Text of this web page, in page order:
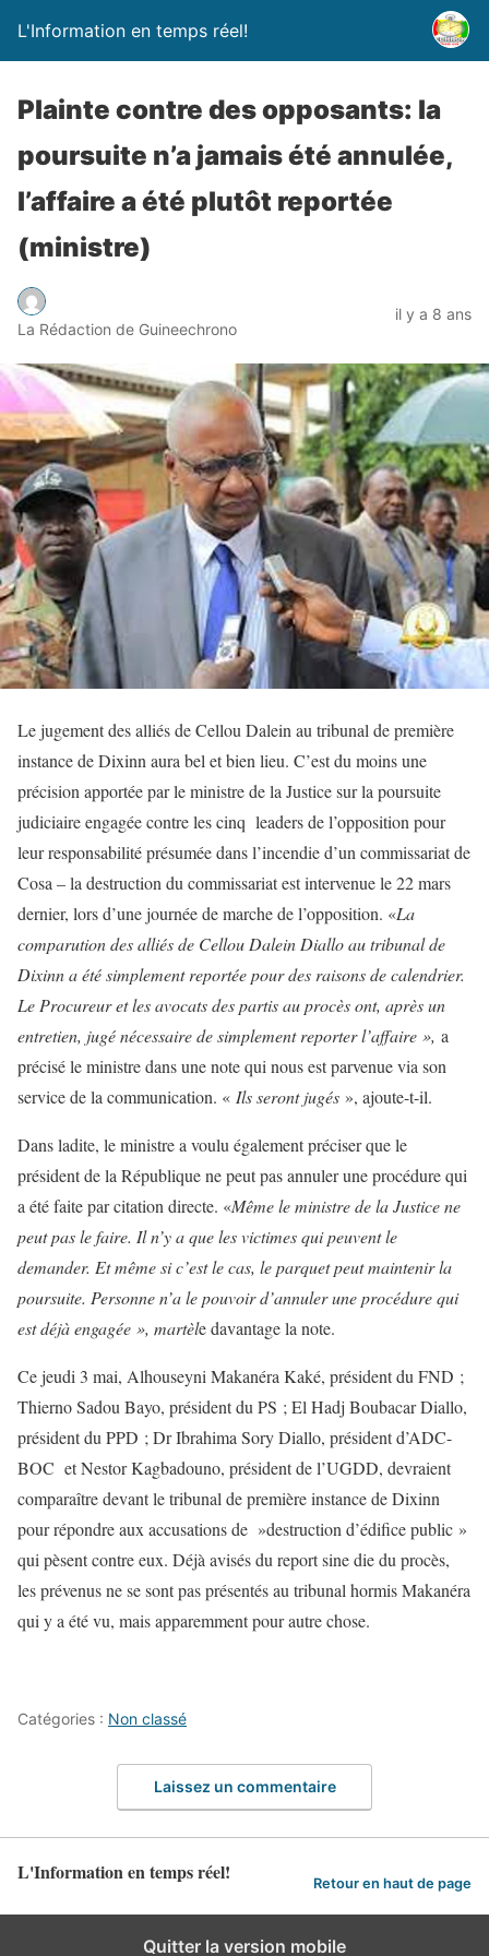
L'Information en temps réel!
Plainte contre des opposants: la
poursuite n’a jamais été annulée,
l’affaire a été plutôt reportée
(ministre)
La Rédaction de Guineechrono
il y a 8 ans
Le jugement des alliés de Cellou Dalein au tribunal de première
instance de Dixinn aura bel et bien lieu. C’est du moins une
précision apportée par le ministre de la Justice sur la poursuite
judiciaire engagée contre les cinq leaders de l’opposition pour
leur responsabilité présumée dans l’incendie d’un commissariat de
Cosa – la destruction du commissariat est intervenue le 22 mars
dernier, lors d’une journée de marche de l’opposition. «La
comparution des alliés de Cellou Dalein Diallo au tribunal de
Dixinn a été simplement reportée pour des raisons de calendrier.
Le Procureur et les avocats des partis au procès ont, après un
entretien, jugé nécessaire de simplement reporter l’affaire », a
précisé le ministre dans une note qui nous est parvenue via son
service de la communication. « Ils seront jugés », ajoute-t-il.
Dans ladite, le ministre a voulu également préciser que le
président de la République ne peut pas annuler une procédure qui
a été faite par citation directe. «Même le ministre de la Justice ne
peut pas le faire. Il n’y a que les victimes qui peuvent le
demander. Et même si c’est le cas, le parquet peut maintenir la
poursuite. Personne n’a le pouvoir d’annuler une procédure qui
est déjà engagée », martèle davantage la note.
Ce jeudi 3 mai, Alhouseyni Makanéra Kaké, président du FND ;
Thierno Sadou Bayo, président du PS ; El Hadj Boubacar Diallo,
président du PPD ; Dr Ibrahima Sory Diallo, président d’ADC-
BOC et Nestor Kagbadouno, président de l’UGDD, devraient
comparaître devant le tribunal de première instance de Dixinn
pour répondre aux accusations de »destruction d’édifice public »
qui pèsent contre eux. Déjà avisés du report sine die du procès,
les prévenus ne se sont pas présentés au tribunal hormis Makanéra
qui y a été vu, mais apparemment pour autre chose.
Catégories : Non classé
Laissez un commentaire
L'Information en temps réel! Retour en haut de page
Quitter la version mobile